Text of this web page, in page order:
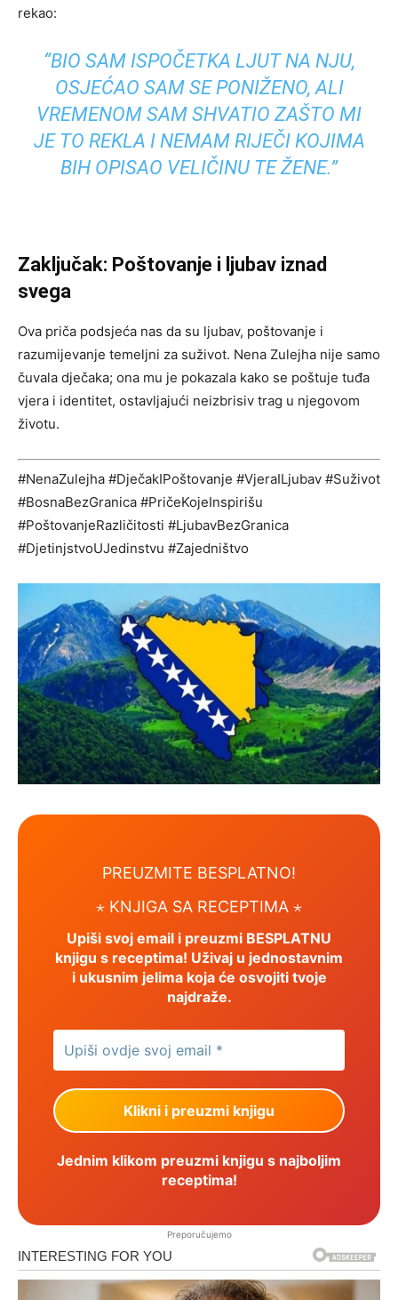
rekao:
“BIO SAM ISPOČETKA LJUT NA NJU,
OSJEĆAO SAM SE PONIŽENO, ALI
VREMENOM SAM SHVATIO ZAŠTO MI
JE TO REKLA I NEMAM RIJEČI KOJIMA
BIH OPISAO VELIČINU TE ŽENE.”
Zaključak: Poštovanje i ljubav iznad
svega
Ova priča podsjeća nas da su ljubav, poštovanje i
razumijevanje temeljni za suživot. Nena Zulejha nije samo
čuvala dječaka; ona mu je pokazala kako se poštuje tuđa
vjera i identitet, ostavljajući neizbrisiv trag u njegovom
životu.
#NenaZulejha #DječakIPoštovanje #VjeraILjubav #Suživot
#BosnaBezGranica #PričeKojeInspirišu
#PoštovanjeRazličitosti #LjubavBezGranica
#DjetinjstvoUJedinstvu #Zajedništvo
PREUZMITE BESPLATNO!
⋆ KNJIGA SA RECEPTIMA ⋆
Upiši svoj email i preuzmi BESPLATNU
knjigu s receptima! Uživaj u jednostavnim
i ukusnim jelima koja će osvojiti tvoje
najdraže.
Jednim klikom preuzmi knjigu s najboljim
receptima!
Preporučujemo